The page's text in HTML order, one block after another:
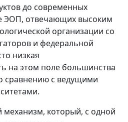
до современных
ЭОП, отвечающих высоким
организации со
и федеральной
низкая
на этом поле большинства
сравнению с ведущими
механизм, который, с одной